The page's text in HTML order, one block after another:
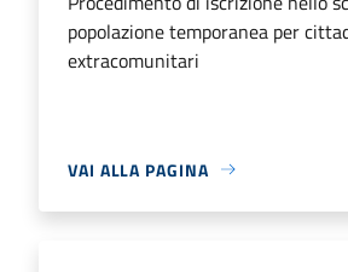
popolazione temporanea per
extracomunitari
VAI ALLA PAGINA